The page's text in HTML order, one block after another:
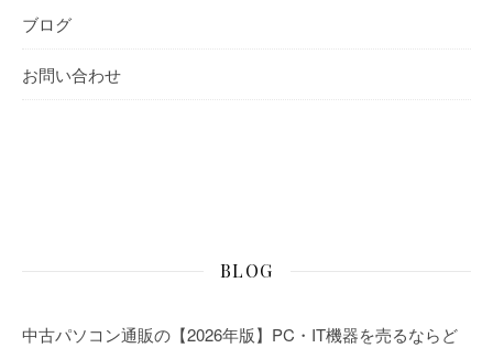
ブログ
お問い合わせ
BLOG
中古パソコン通販の【2026年版】PC・IT機器を売るならど